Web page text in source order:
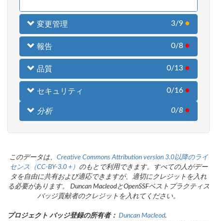
変更管理 3/9 ●
報告 0/8 ●
品質 0/13 ●
セキュリティ 0/16 ●
分析 0/8 ●
このデータは、 Creative Commons Attribution version 3.0以降のライ
センス（CC-BY-3.0 +）
のもとで利用できます。すべての人がデー
タを自由に共有および適応できますが、適切にクレジットを入れ
る必要があります。 Duncan MacleodとOpenSSFベストプラクティス
バッジ貢献者のクレジットを入れてください。
プロジェクト バッジ登録の所有者： Duncan Macleod.